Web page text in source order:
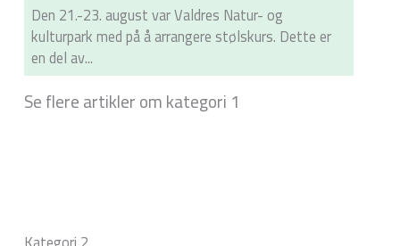
Den 21.-23. august var Valdres Natur- og
kulturpark med på å arrangere stølskurs. Dette er
en del av...
Se flere artikler om kategori 1